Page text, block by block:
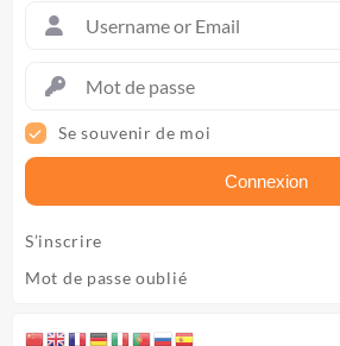
Se souvenir de moi
Connexion
S’inscrire
Mot de passe oublié